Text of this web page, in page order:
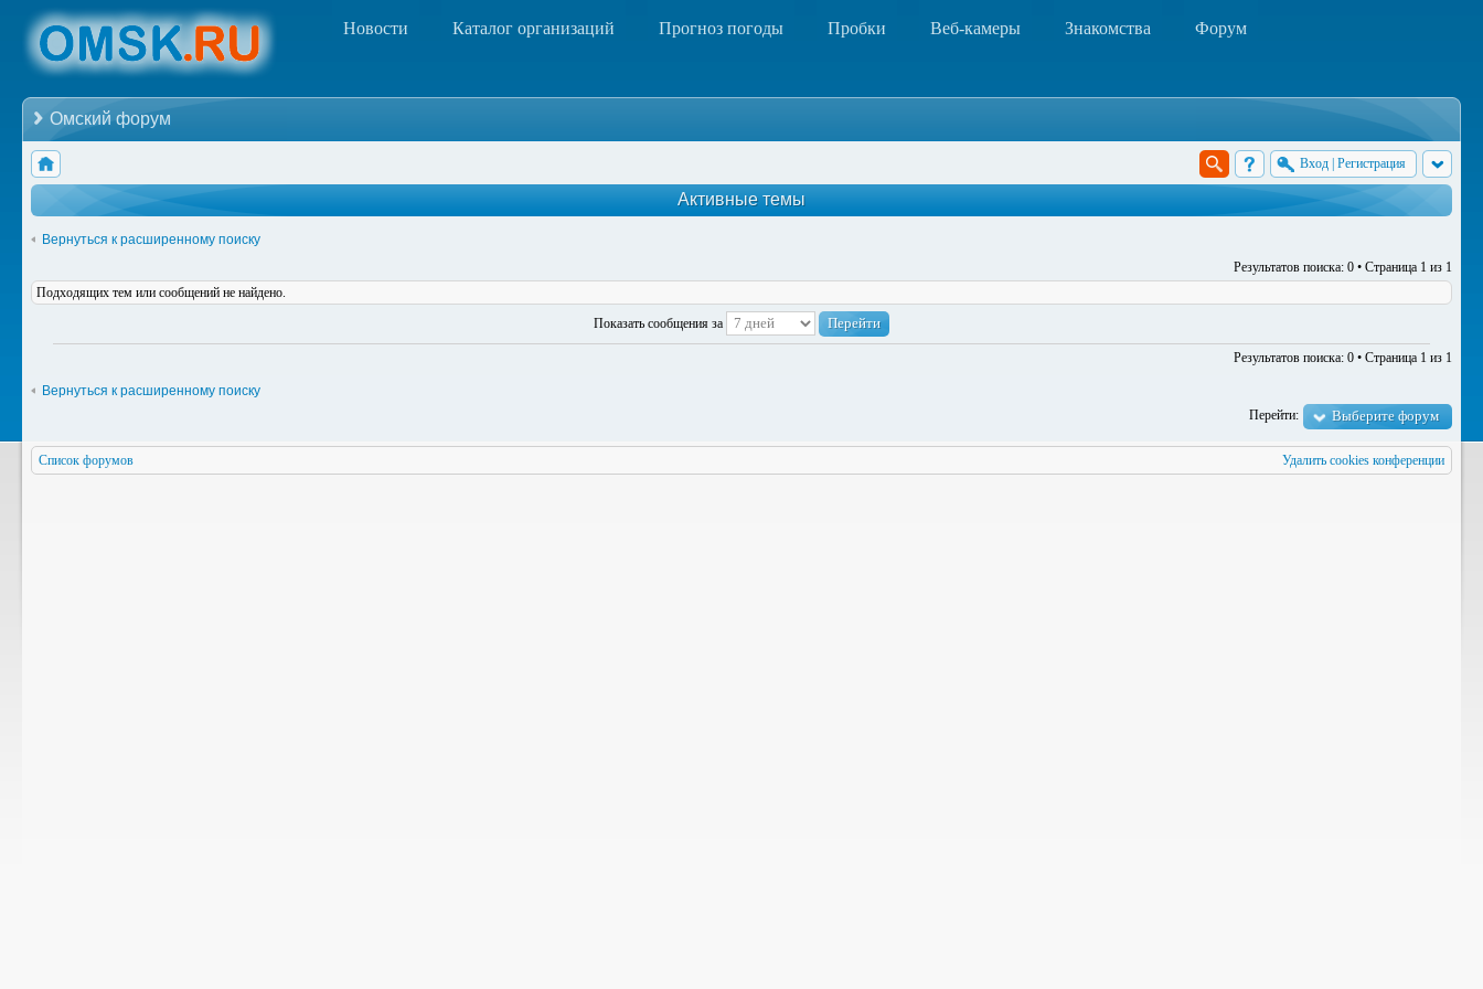
Новости Каталог организаций Прогноз погоды Пробки Веб-камеры Знакомства Форум
Омский форум
Вход Регистрация
Активные темы
Вернуться к расширенному поиску
Результатов поиска: 0 • Страница 1 из 1
Подходящих тем или сообщений не найдено.
Показать сообщения за
Результатов поиска: 0 • Страница 1 из 1
Вернуться к расширенному поиску
Перейти:
Выберите форум
Список форумов Удалить cookies конференции